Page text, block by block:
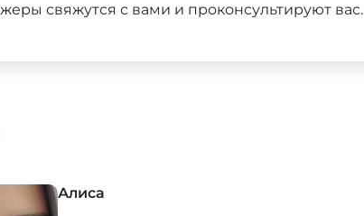
свяжутся с вами и проконсультируют вас.
Алиса